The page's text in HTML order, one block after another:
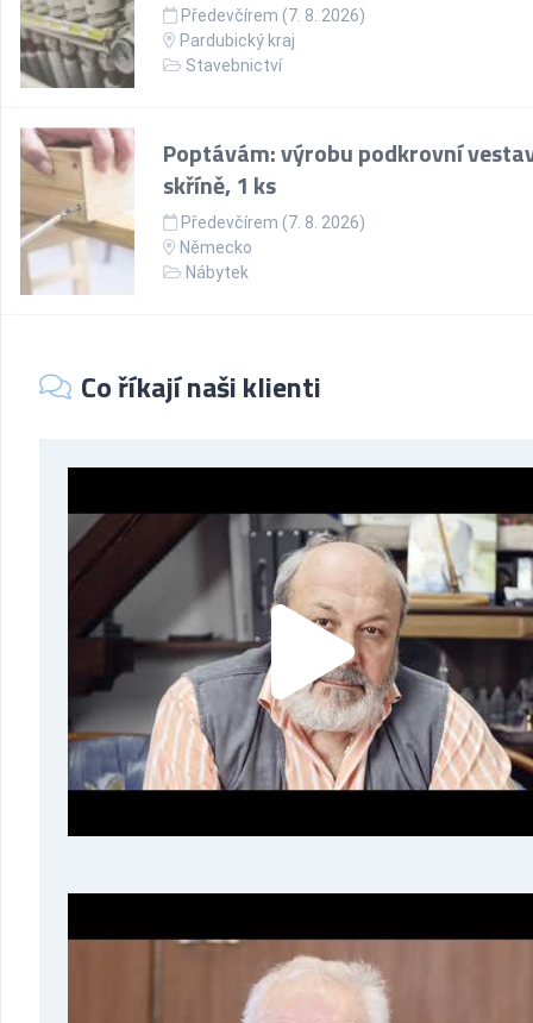
Předevčírem (7. 8. 2026)
Pardubický kraj
Stavebnictví
Poptávám: výrobu podkrovní
skříně, 1 ks
Předevčírem (7. 8. 2026)
Německo
Nábytek
Co říkají naši klienti